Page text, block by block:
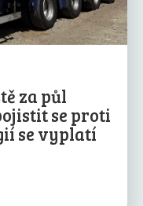
za půl
se proti
se vyplatí